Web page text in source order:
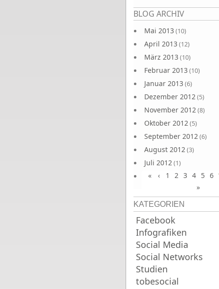
BLOG ARCHIV
Mai 2013 (10)
April 2013 (12)
März 2013 (10)
Februar 2013 (10)
Januar 2013 (6)
Dezember 2012(5)
November 2012(8)
Oktober 2012(5)
September 2012(6)
August 2012(3)
Juli 2012(1)
Juni 2012(4)
Seiten
« ‹ 1 2 3 4 5 6
»
KATEGORIEN
Facebook
Infografiken
Social Media
Social Networks
Studien
tobesocial